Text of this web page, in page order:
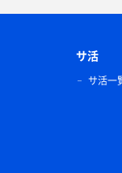
サ活
サ活一